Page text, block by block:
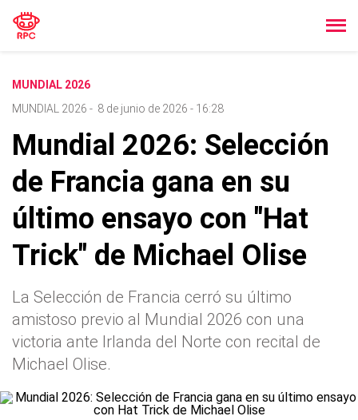
MUNDIAL 2026
MUNDIAL 2026 - 8 de junio de 2026 - 16:28
Mundial 2026: Selección
de Francia gana en su
último ensayo con "Hat
Trick" de Michael Olise
La Selección de Francia cerró su último
amistoso previo al Mundial 2026 con una
victoria ante Irlanda del Norte con recital de
Michael Olise.